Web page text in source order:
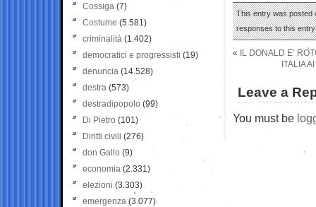
This entry was posted
responses to this
«
IL DONALD E’
ITALIA
Leave a
You must be
Cossiga (7)
Costume (5.581)
criminalità (1.402)
democratici e progressisti (19)
denuncia (14.528)
destra (573)
destradipopolo (99)
Di Pietro (101)
Diritti civili (276)
don Gallo (9)
economia (2.331)
elezioni (3.303)
emergenza (3.077)